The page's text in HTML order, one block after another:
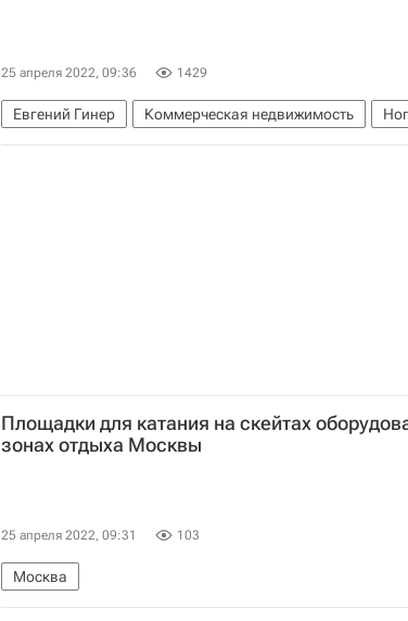
25 апреля 2022, 09:36 1429
Евгений Гинер Коммерческая недвижимость
Площадки для катания на скейтах
зонах отдыха Москвы
25 апреля 2022, 09:31 103
Москва